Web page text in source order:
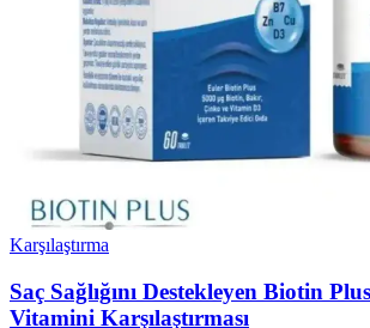
Karşılaştırma
Saç Sağlığını Destekleyen Biotin
Vitamini Karşılaştırması